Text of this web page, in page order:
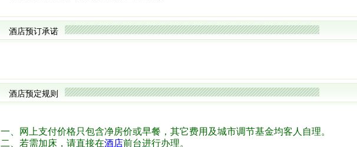
酒店预订承诺
酒店预定规则
一、网上支付价格只包含净房价或早餐，其它费用及城市调节基金均客人自理。
二、若需加床，请直接在酒店前台进行办理。